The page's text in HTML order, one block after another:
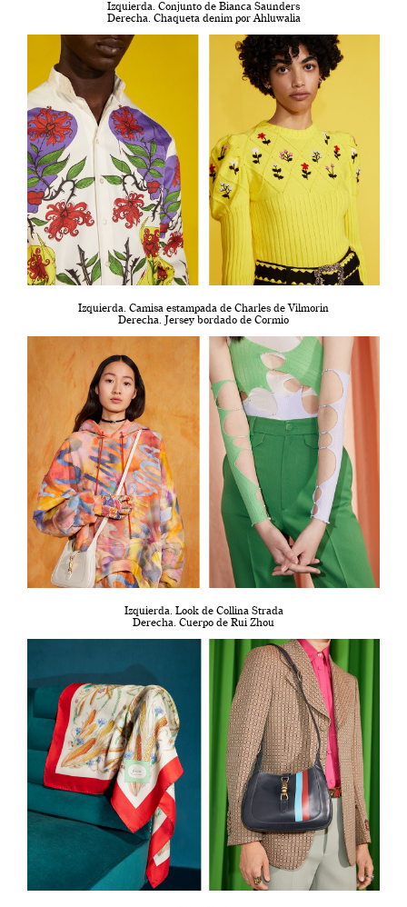
Izquierda. Conjunto de Bianca Saunders
Derecha. Chaqueta denim por Ahluwalia
Izquierda. Camisa estampada de Charles de Vilmorin
Derecha. Jersey bordado de Cormio
Izquierda. Look de Collina Strada
Derecha. Cuerpo de Rui Zhou